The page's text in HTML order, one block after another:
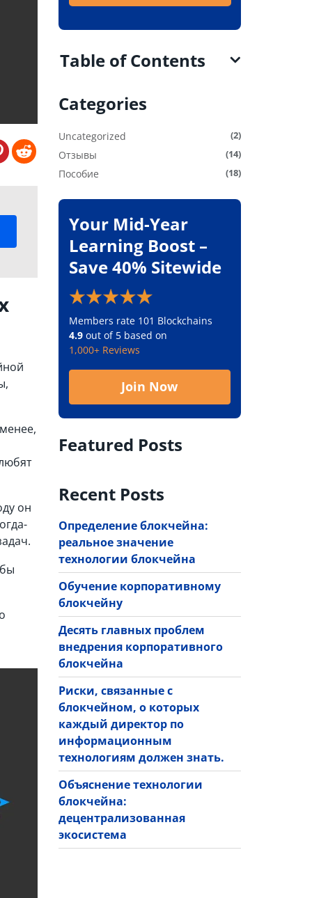
он
Table of Contents
Categories
Uncategorized (2)
Отзывы (14)
Пособие (18)
Your Mid-Year
Learning Boost –
Save 40% Sitewide
Members rate 101 Blockchains
4.9out of 5 based on
1,000+ Reviews
Join Now
Featured Posts
Recent Posts
Определение блокчейна:
реальное значение
технологии блокчейна
Обучение корпоративному
блокчейну
Десять главных проблем
внедрения корпоративного
блокчейна
Риски, связанные с
блокчейном, о которых
каждый директор по
информационным
технологиям должен знать.
Объяснение технологии
блокчейна:
децентрализованная
экосистема